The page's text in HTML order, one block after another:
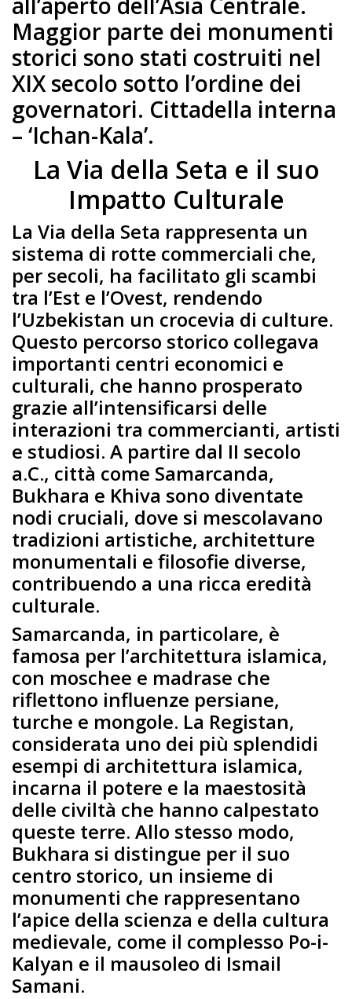
Maggior parte dei monumenti
storici sono stati costruiti nel
XIX secolo sotto l’ordine dei
governatori. Cittadella interna
– ‘Ichan-Kala’.
La Via della Seta e il suo
Impatto Culturale
La Via della Seta rappresenta un
sistema di rotte commerciali che,
per secoli, ha facilitato gli scambi
tra l’Est e l’Ovest, rendendo
l’Uzbekistan un crocevia di culture.
Questo percorso storico collegava
importanti centri economici e
culturali, che hanno prosperato
grazie all’intensificarsi delle
interazioni tra commercianti, artisti
e studiosi. A partire dal II secolo
a.C., città come Samarcanda,
Bukhara e Khiva sono diventate
nodi cruciali, dove si mescolavano
tradizioni artistiche, architetture
monumentali e filosofie diverse,
contribuendo a una ricca eredità
culturale.
Samarcanda, in particolare, è
famosa per l’architettura islamica,
con moschee e madrase che
riflettono influenze persiane,
turche e mongole. La Registan,
considerata uno dei più splendidi
esempi di architettura islamica,
incarna il potere e la maestosità
delle civiltà che hanno calpestato
queste terre. Allo stesso modo,
Bukhara si distingue per il suo
centro storico, un insieme di
monumenti che rappresentano
l’apice della scienza e della cultura
medievale, come il complesso Po-i-
Kalyan e il mausoleo di Ismail
Samani.